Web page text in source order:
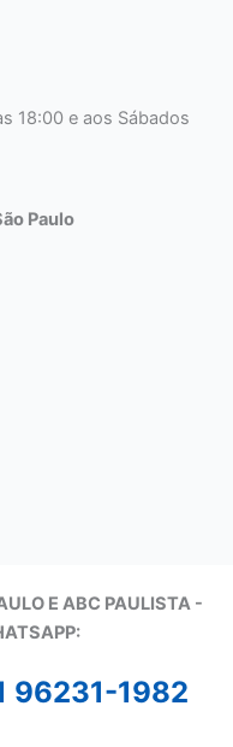
18:00 e aos Sábados
Paulo
E ABC PAULISTA -
96231-1982